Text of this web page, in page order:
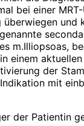
bei einer
m.Illiopsoas,
einem
der
mit
der Patientin